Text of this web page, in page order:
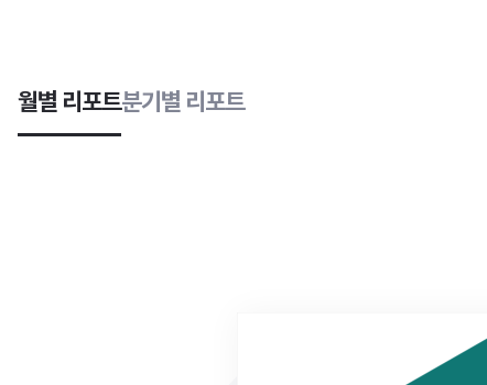
월별 리포트분기별 리포트